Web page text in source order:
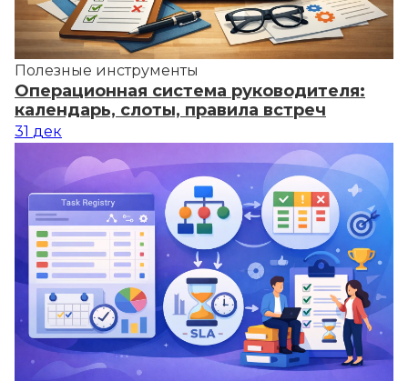
Полезные инструменты
Операционная система руководителя:
календарь, слоты, правила встреч
31 дек